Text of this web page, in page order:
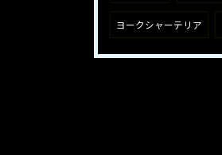
ヨークシャーテリア